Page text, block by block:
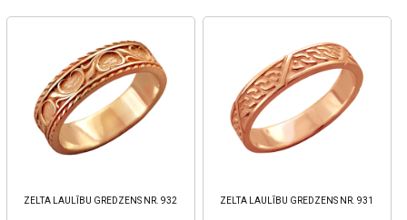
ZELTA LAULĪBU GREDZENS NR. 932 ZELTA LAULĪBU GREDZENS NR. 931